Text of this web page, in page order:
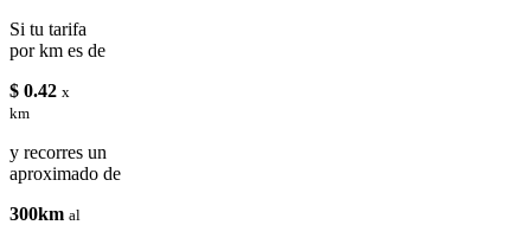
Si tu tarifa
por km es de
$ 0.42 x
km
y recorres un
aproximado de
300km al